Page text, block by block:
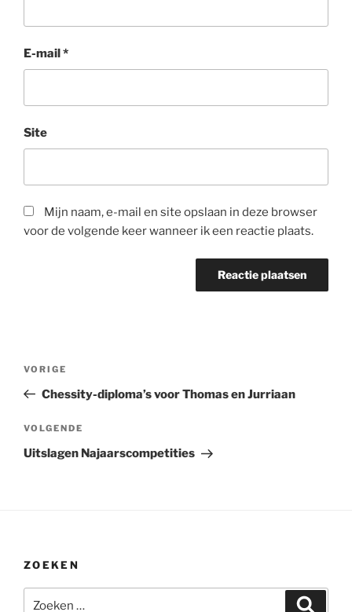
E-mail*
Site
Mijn naam, e-mail en site opslaan in deze browser
voor de volgende keer wanneer ik een reactie plaats.
Vorig
bericht
VORIGE
Chessity-diploma’s voor Thomas en Jurriaan
Volgend
bericht
VOLGENDE
Uitslagen Najaarscompetities
ZOEKEN